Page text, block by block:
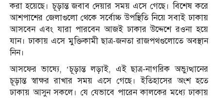
করা হয়েছে। চূড়ান্ত জবাব দেয়ার সময় এসে গেছে। বিশেষ করে
আশপাশের জেলাগুলো থেকে সর্বোচ্চ উপস্থিতি নিয়ে সবাই ঢাকায়
আসবেন এবং যারা পারবেন আজই ঢাকার উদ্দেশে রওনা হয়ে
যান। ঢাকায় এসে মুক্তিকামী ছাত্র-জনতা রাজপথগুলোতে অবস্থান
নিন।
আসফের ভাষ্যে, ‘চূড়ান্ত লড়াই, এই ছাত্র-নাগরিক অভ্যুত্থানের
চূড়ান্ত স্বাক্ষর রাখার সময় এসে গেছে। ইতিহাসের অংশ হতে
ঢাকায় আসুন সকলে। যে যেভাবে পারেন কালকের মধ্যে ঢাকায়